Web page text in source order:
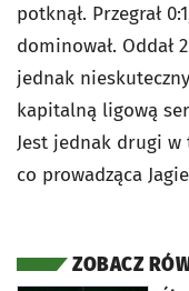
potknął. Przegrał
dominował. Oddał
jednak
kapitalną ligową
Jest jednak drugi
co prowadząca
ZOBACZ